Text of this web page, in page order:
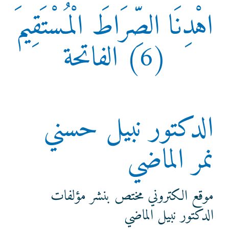
الكتب
تواصل معنا
اهْدِنَا الصِّرَاطَ الْمُسْتَقِيمَ
(6) الفاتحة
الدكتور نبيل حسني
نمر الماضي
موقع الكتروني مختص بنشر مؤلفات
الدكتور نبيل الماضي